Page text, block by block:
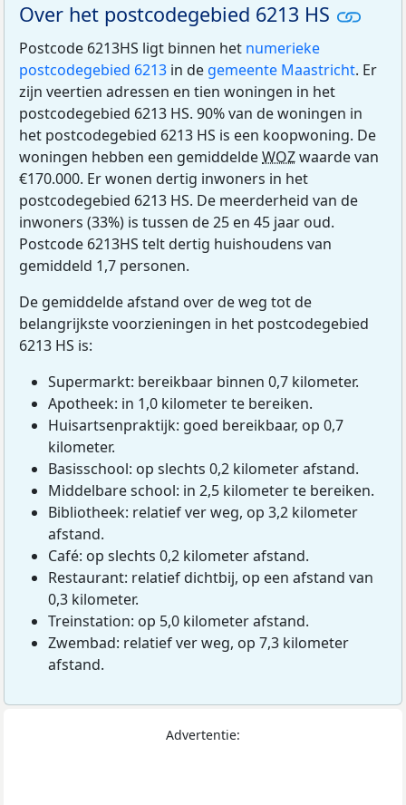
Over het postcodegebied 6213 HS
Postcode 6213HS ligt binnen het numerieke
postcodegebied 6213 in de gemeente Maastricht. Er
zijn veertien adressen en tien woningen in het
postcodegebied 6213 HS. 90% van de woningen in
het postcodegebied 6213 HS is een koopwoning. De
woningen hebben een gemiddeldeWOZwaarde van
€170.000. Er wonen dertig inwoners in het
postcodegebied 6213 HS. De meerderheid van de
inwoners (33%) is tussen de 25 en 45 jaar oud.
Postcode 6213HS telt dertig huishoudens van
gemiddeld 1,7 personen.
De gemiddelde afstand over de weg tot de
belangrijkste voorzieningen in het postcodegebied
6213 HS is:
Supermarkt: bereikbaar binnen 0,7 kilometer.
Apotheek: in 1,0 kilometer te bereiken.
Huisartsenpraktijk: goed bereikbaar, op 0,7
kilometer.
Basisschool: op slechts 0,2 kilometer afstand.
Middelbare school: in 2,5 kilometer te bereiken.
Bibliotheek: relatief ver weg, op 3,2 kilometer
afstand.
Café: op slechts 0,2 kilometer afstand.
Restaurant: relatief dichtbij, op een afstand van
0,3 kilometer.
Treinstation: op 5,0 kilometer afstand.
Zwembad: relatief ver weg, op 7,3 kilometer
afstand.
Advertentie: